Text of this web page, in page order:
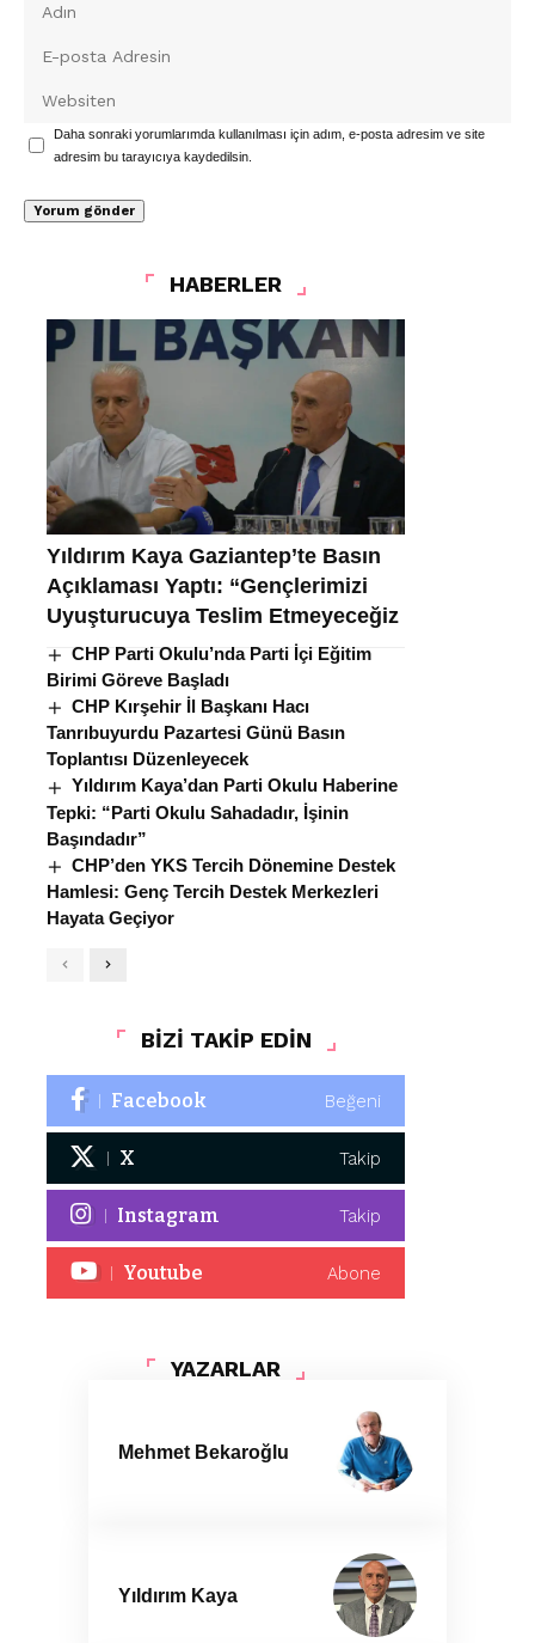
Daha sonraki yorumlarımda kullanılması için adım, e-posta adresim ve site
adresim bu tarayıcıya kaydedilsin.
HABERLER
Yıldırım Kaya Gaziantep’te Basın
Açıklaması Yaptı: “Gençlerimizi
Uyuşturucuya Teslim Etmeyeceğiz
CHP Parti Okulu’nda Parti İçi Eğitim
Birimi Göreve Başladı
CHP Kırşehir İl Başkanı Hacı
Tanrıbuyurdu Pazartesi Günü Basın
Toplantısı Düzenleyecek
Yıldırım Kaya’dan Parti Okulu Haberine
Tepki: “Parti Okulu Sahadadır, İşinin
Başındadır”
CHP’den YKS Tercih Dönemine Destek
Hamlesi: Genç Tercih Destek Merkezleri
Hayata Geçiyor
BİZİ TAKİP EDİN
Facebook Beğeni
X Takip
Instagram Takip
Youtube Abone
YAZARLAR
Mehmet Bekaroğlu
Yıldırım Kaya